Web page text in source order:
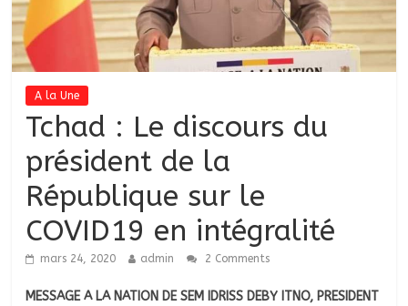
A la Une
Tchad : Le discours du
président de la
République sur le
COVID19 en intégralité
mars 24, 2020 admin 2 Comments
MESSAGE A LA NATION DE SEM IDRISS DEBY ITNO, PRESIDENT